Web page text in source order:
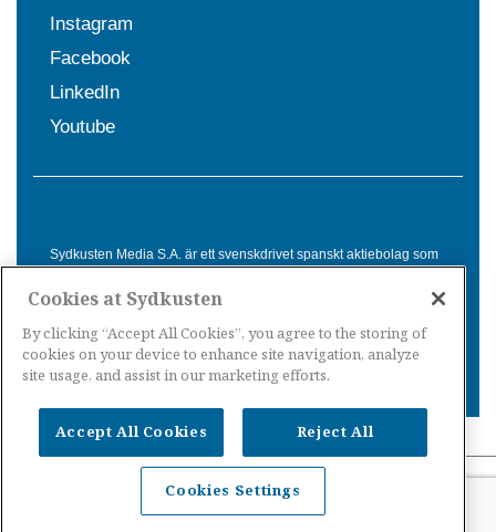
Instagram
Facebook
LinkedIn
Youtube
Sydkusten Media S.A. är ett svenskdrivet spanskt aktiebolag som
Spanien. Genom nyhetsbevakning av hela Spanien, med bas på
informationsförmedling för svenskar i Spanien.
Nyheter Spanien· Nyheter Costa del Sol
Costa Tropical·Nyheter Costa Blanca
Cookies at Sydkusten
By clicking “Accept All Cookies”, you agree to the storing of
cookies on your device to enhance site navigation, analyze
site usage, and assist in our marketing efforts.
Accept All Cookies Reject All
Cookies Settings